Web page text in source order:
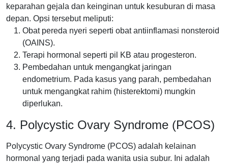
keparahan gejala dan keinginan untuk kesuburan di masa
depan. Opsi tersebut meliputi:
Obat pereda nyeri seperti obat antiinflamasi nonsteroid
(OAINS).
Terapi hormonal seperti pil KB atau progesteron.
Pembedahan untuk mengangkat jaringan
endometrium. Pada kasus yang parah, pembedahan
untuk mengangkat rahim (histerektomi) mungkin
diperlukan.
4. Polycystic Ovary Syndrome (PCOS)
Polycystic Ovary Syndrome (PCOS) adalah kelainan
hormonal yang terjadi pada wanita usia subur. Ini adalah